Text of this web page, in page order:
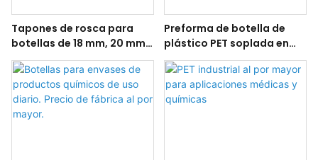
Tapones de rosca para
botellas de 18 mm, 20 mm,
24 mm y 28 mm, de
aluminio plateado.
Preforma de botella de
plástico PET soplada en
colores personalizados